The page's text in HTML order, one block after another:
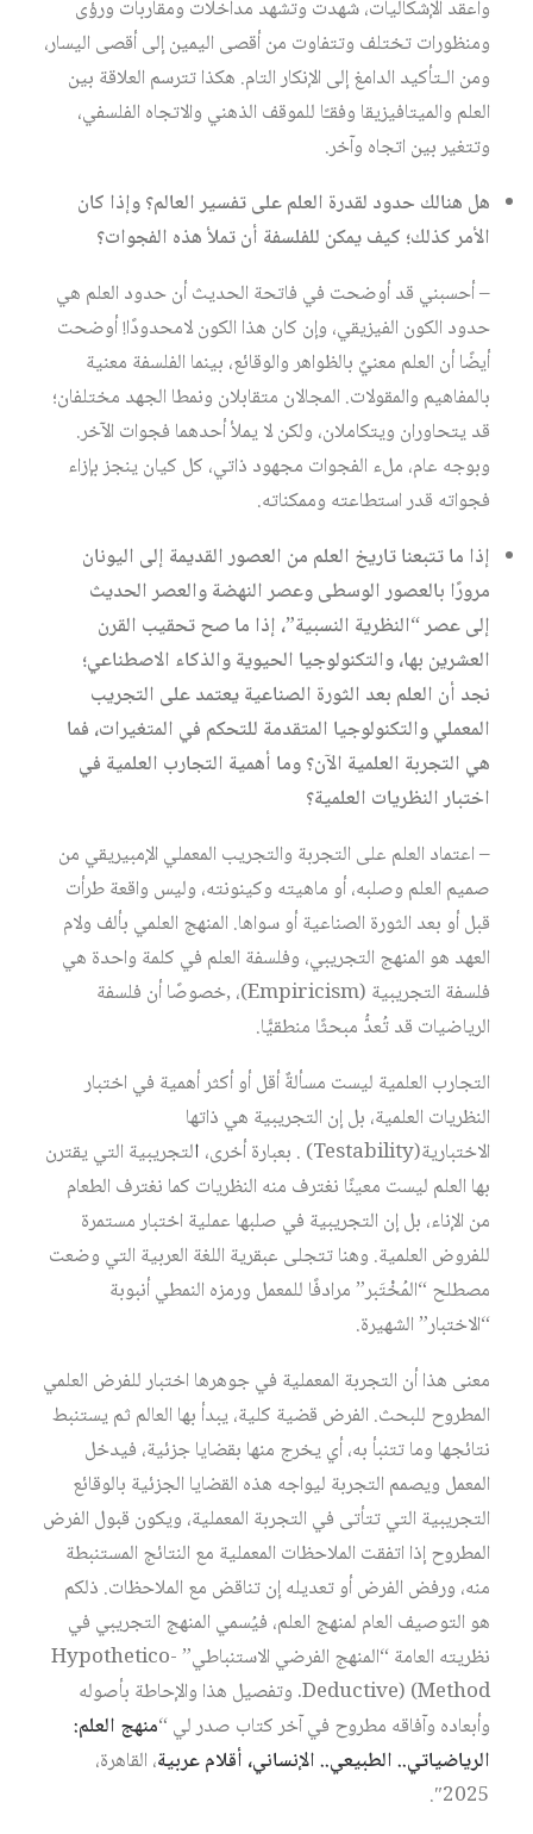
وأعقد الإشكاليات، شهدت وتشهد مداخلات ومقاربات ورؤى
ومنظورات تختلف وتتفاوت من أقصى اليمين إلى أقصى اليسار،
ومن الـتأكيد الدامغ إلى الإنكار التام. هكذا تترسم العلاقة بين
العلم والميتافيزيقا وفقـًا للموقف الذهني والاتجاه الفلسفي،
وتتغير بين اتجاه وآخر.
هل هنالك حدود لقدرة العلم على تفسير العالم؟ وإذا كان
الأمر كذلك؛ كيف يمكن للفلسفة أن تملأ هذه الفجوات؟
– أحسبني قد أوضحت في فاتحة الحديث أن حدود العلم هي
حدود الكون الفيزيقي، وإن كان هذا الكون لامحدودًا! أوضحت
أيضًا أن العلم معنيٌ بالظواهر والوقائع، بينما الفلسفة معنية
بالمفاهيم والمقولات. المجالان متقابلان ونمطا الجهد مختلفان؛
قد يتحاوران ويتكاملان، ولكن لا يملأ أحدهما فجوات الآخر.
وبوجه عام، ملء الفجوات مجهود ذاتي، كل كيان ينجز بإزاء
فجواته قدر استطاعته وممكناته.
إذا ما تتبعنا تاريخ العلم من العصور القديمة إلى اليونان
مرورًا بالعصور الوسطى وعصر النهضة والعصر الحديث
إلى عصر “النظرية النسبية”، إذا ما صح تحقيب القرن
العشرين بها، والتكنولوجيا الحيوية والذكاء الاصطناعي؛
نجد أن العلم بعد الثورة الصناعية يعتمد على التجريب
المعملي والتكنولوجيا المتقدمة للتحكم في المتغيرات، فما
هي التجربة العلمية الآن؟ وما أهمية التجارب العلمية في
اختبار النظريات العلمية؟
– اعتماد العلم على التجربة والتجريب المعملي الإمبيريقي من
صميم العلم وصلبه، أو ماهيته وكينونته، وليس واقعة طرأت
قبل أو بعد الثورة الصناعية أو سواها. المنهج العلمي بألف ولام
العهد هو المنهج التجريبي، وفلسفة العلم في كلمة واحدة هي
فلسفة التجريبية (Empiricism)، ,خصوصًا أن فلسفة
الرياضيات قد تُعدُّ مبحثًا منطقيًّا.
التجارب العلمية ليست مسألةٌ أقل أو أكثر أهمية في اختبار
النظريات العلمية، بل إن التجريبية هي ذاتها
الاختبارية(Testability) . بعبارة أخرى،
التجريبية التي يقترن
بها العلم ليست معينًا نغترف منه النظريات كما نغترف الطعام
من الإناء، بل إن التجريبية في صلبها عملية اختبار مستمرة
للفروض العلمية. وهنا تتجلى عبقرية اللغة العربية التي وضعت
مصطلح “المُخْتَبر” مرادفًا للمعمل ورمزه النمطي أنبوبة
“الاختبار” الشهيرة.
معنى هذا أن التجربة المعملية في جوهرها اختبار للفرض العلمي
المطروح للبحث. الفرض قضية كلية، يبدأ بها العالم ثم يستنبط
نتائجها وما تتنبأ به، أي يخرج منها بقضايا جزئية، فيدخل
المعمل ويصمم التجربة ليواجه هذه القضايا الجزئية بالوقائع
التجريبية التي تتأتى في التجربة المعملية، ويكون قبول الفرض
المطروح إذا اتفقت الملاحظات المعملية مع النتائج المستنبطة
منه، ورفض الفرض أو تعديله إن تناقض مع الملاحظات. ذلكم
هو التوصيف العام لمنهج العلم، فيُسمي المنهج التجريبي في
نظريته العامة “المنهج الفرضي الاستنباطي” Hypothetico-
Deductive) (Method. وتفصيل هذا والإحاطة بأصوله
وأبعاده وآفاقه مطروح في آخر كتاب صدر لي “منهج العلم:
الرياضياتي.. الطبيعي.. الإنساني، أقلام عربية، القاهرة،
2025″.